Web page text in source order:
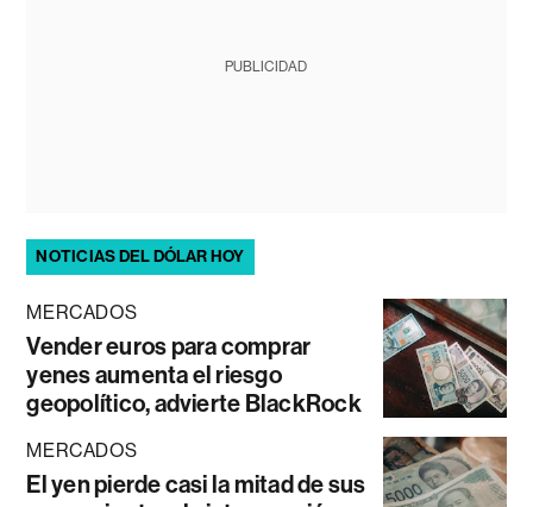
PUBLICIDAD
NOTICIAS DEL DÓLAR HOY
MERCADOS
Vender euros para comprar
yenes aumenta el riesgo
geopolítico, advierte BlackRock
MERCADOS
El yen pierde casi la mitad de sus